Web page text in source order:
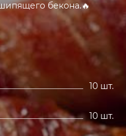
бекона.🔥
10 шт.
10 шт.